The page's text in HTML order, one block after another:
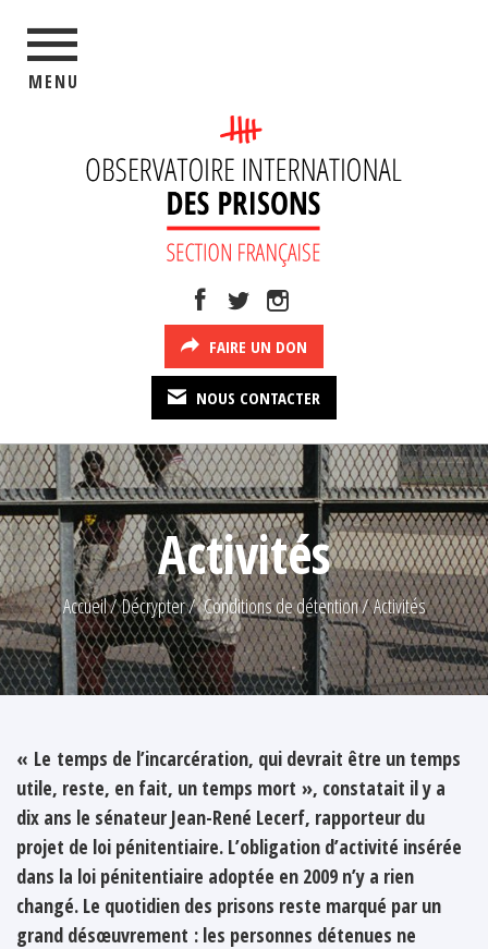
MENU
FAIRE UN DON
NOUS CONTACTER
Activités
Accueil Décrypter Conditions de détention Activités
« Le temps de l’incarcération, qui devrait être un temps
utile, reste, en fait, un temps mort », constatait il y a
dix ans le sénateur Jean-René Lecerf, rapporteur du
projet de loi pénitentiaire. L’obligation d’activité insérée
dans la loi pénitentiaire adoptée en 2009 n’y a rien
changé. Le quotidien des prisons reste marqué par un
grand désœuvrement : les personnes détenues ne